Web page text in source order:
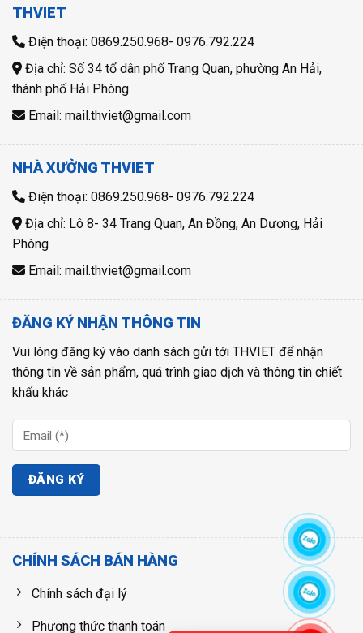
THVIET
Điện thoại: 0869.250.968- 0976.792.224
Địa chỉ: Số 34 tổ dân phố Trang Quan, phường An Hải,
thành phố Hải Phòng
Email: mail.thviet@gmail.com
NHÀ XƯỞNG THVIET
Điện thoại: 0869.250.968- 0976.792.224
Địa chỉ: Lô 8- 34 Trang Quan, An Đồng, An Dương, Hải
Phòng
Email: mail.thviet@gmail.com
CHÍNH SÁCH BÁN HÀNG
Chính sách đại lý
Phương thức thanh toán
ĐĂNG KÝ NHẬN THÔNG TIN
Vui lòng đăng ký vào danh sách gửi tới THVIET để nhận
thông tin về sản phẩm, quá trình giao dịch và thông tin chiết
khấu khác